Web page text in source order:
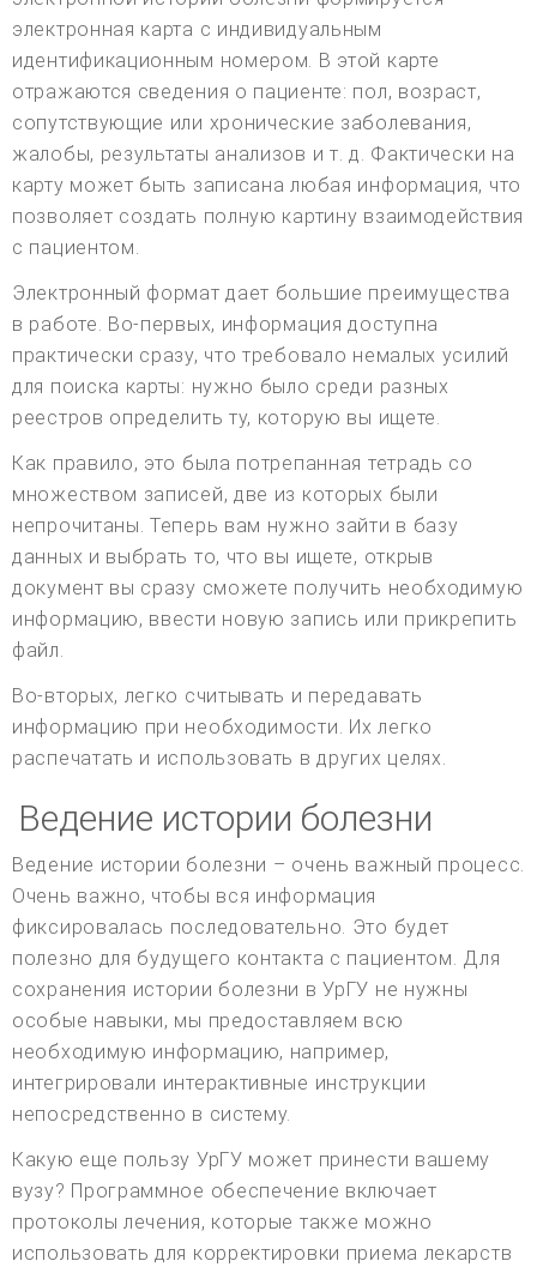
электронная карта с индивидуальным
идентификационным номером. В этой карте
отражаются сведения о пациенте: пол, возраст,
сопутствующие или хронические заболевания,
жалобы, результаты анализов и т. д. Фактически на
карту может быть записана любая информация, что
позволяет создать полную картину взаимодействия
с пациентом.
Электронный формат дает большие преимущества
в работе. Во-первых, информация доступна
практически сразу, что требовало немалых усилий
для поиска карты: нужно было среди разных
реестров определить ту, которую вы ищете.
Как правило, это была потрепанная тетрадь со
множеством записей, две из которых были
непрочитаны. Теперь вам нужно зайти в базу
данных и выбрать то, что вы ищете, открыв
документ вы сразу сможете получить необходимую
информацию, ввести новую запись или прикрепить
файл.
Во-вторых, легко считывать и передавать
информацию при необходимости. Их легко
распечатать и использовать в других целях.
Ведение истории болезни
Ведение истории болезни – очень важный процесс.
Очень важно, чтобы вся информация
фиксировалась последовательно. Это будет
полезно для будущего контакта с пациентом. Для
сохранения истории болезни в УрГУ не нужны
особые навыки, мы предоставляем всю
необходимую информацию, например,
интегрировали интерактивные инструкции
непосредственно в систему.
Какую еще пользу УрГУ может принести вашему
вузу? Программное обеспечение включает
протоколы лечения, которые также можно
использовать для корректировки приема лекарств